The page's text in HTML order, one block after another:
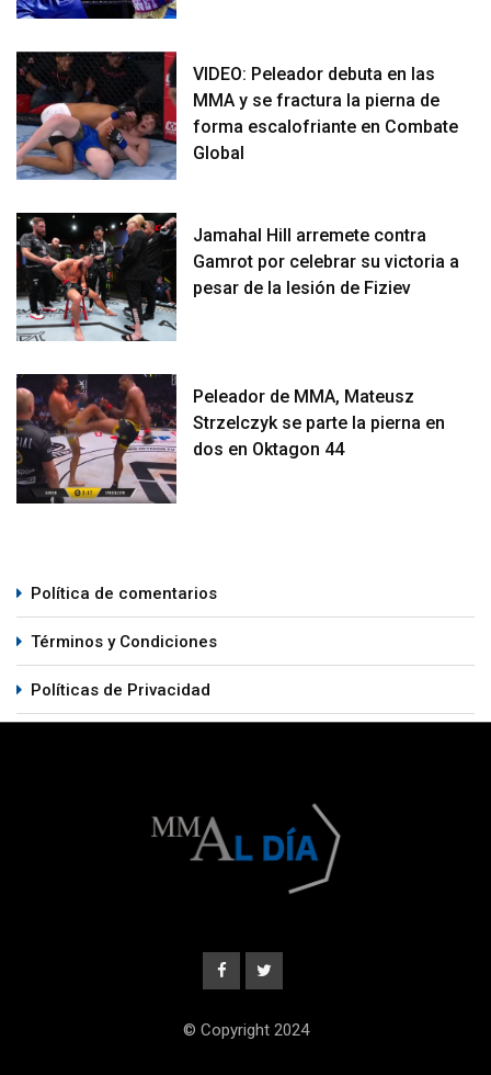
VIDEO: Peleador debuta en las
MMA y se fractura la pierna de
forma escalofriante en Combate
Global
Jamahal Hill arremete contra
Gamrot por celebrar su victoria a
pesar de la lesión de Fiziev
Peleador de MMA, Mateusz
Strzelczyk se parte la pierna en
dos en Oktagon 44
Política de comentarios
Términos y Condiciones
Políticas de Privacidad
© Copyright 2024